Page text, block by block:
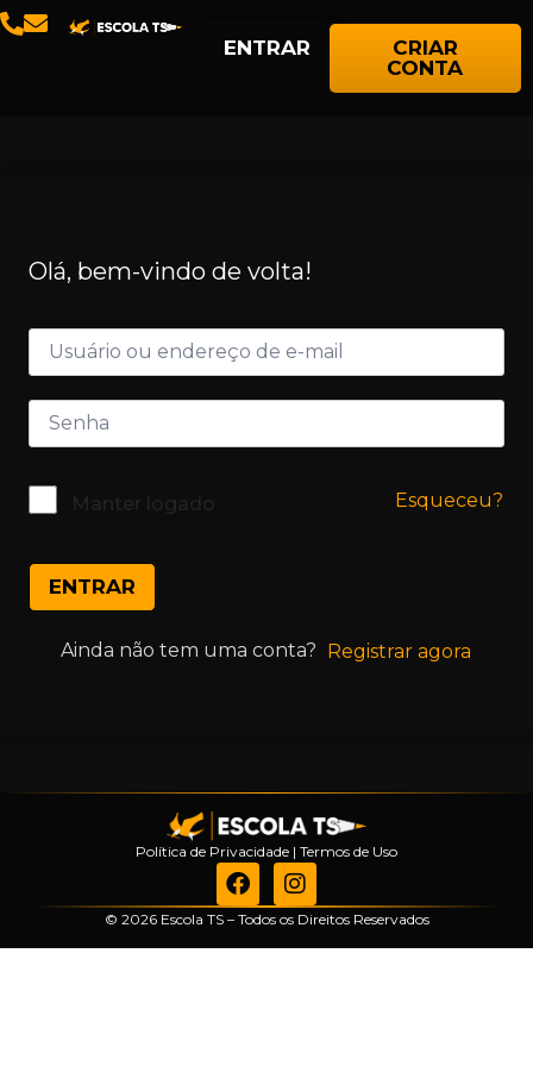
ENTRAR
CRIAR
CONTA
Olá, bem-vindo de volta!
Manter logado Esqueceu?
ENTRAR
Ainda não tem uma conta? Registrar agora
Política de Privacidade | Termos de Uso
© 2026 Escola TS – Todos os Direitos Reservados